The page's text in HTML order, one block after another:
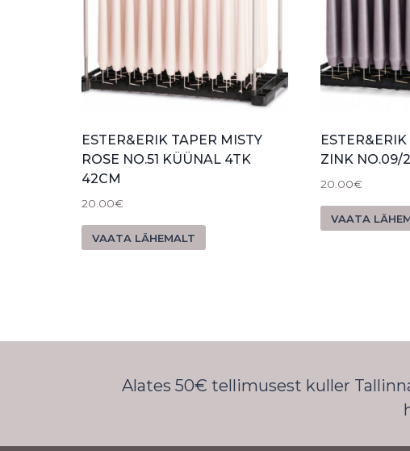
ESTER&ERIK TAPER MISTY
ROSE NO.51 KÜÜNAL 4TK
42CM
20.00€
VAATA LÄHEMALT
ZINK NO.09/
20.00€
VAATA
Alates 50€ tellimusest kuller